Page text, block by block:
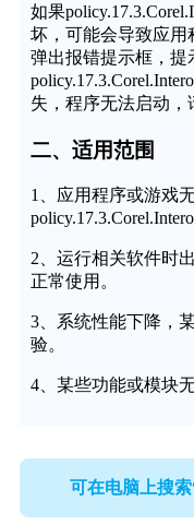
如果
坏，可能会导致应用
弹出报错提示框，提
失，程序无法启动，
二、适用范围
1、应用程序或游戏
2、运行相关软件时
正常使用。
3、系统性能下降，
验。
4、某些功能或模块
可在电脑上搜